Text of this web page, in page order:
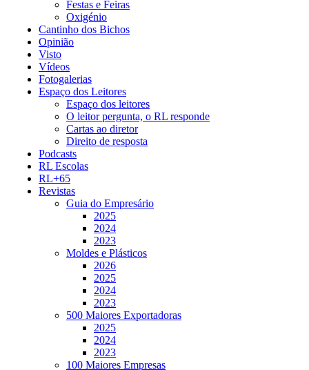
Festas e Feiras
Oxigénio
Cantinho dos Bichos
Opinião
Visto
Vídeos
Fotogalerias
Espaço dos Leitores
Espaço dos leitores
O leitor pergunta, o RL responde
Cartas ao diretor
Direito de resposta
Podcasts
RL Escolas
RL+65
Revistas
Guia do Empresário
2025
2024
2023
Moldes e Plásticos
2026
2025
2024
2023
500 Maiores Exportadoras
2025
2024
2023
100 Maiores Empresas